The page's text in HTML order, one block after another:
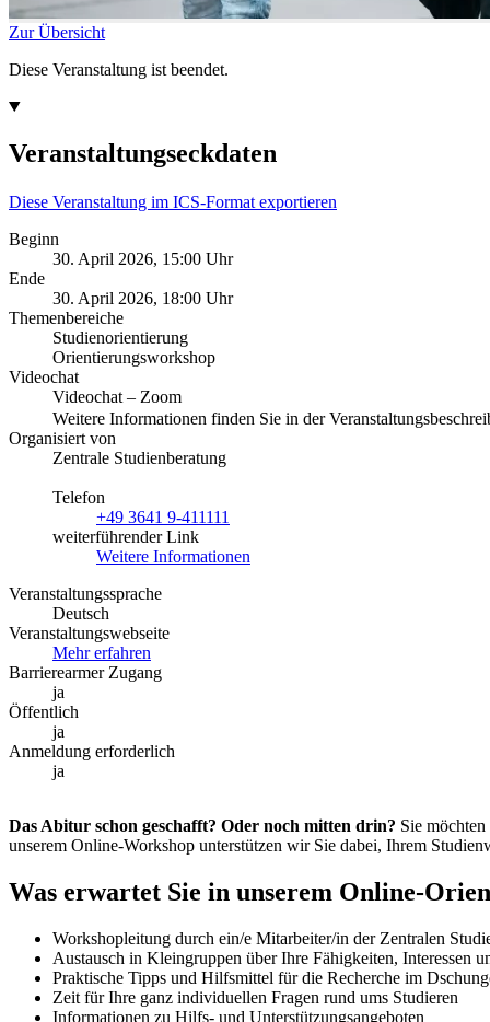
Zur Übersicht
Diese Veranstaltung ist beendet.
Veranstaltungseckdaten
Diese Veranstaltung im ICS-Format exportieren
Beginn
30. April 2026, 15:00 Uhr
Ende
30. April 2026, 18:00 Uhr
Themenbereiche
Studienorientierung
Orientierungsworkshop
Videochat
Videochat – Zoom
Weitere Informationen finden Sie in der
Organisiert von
Zentrale Studienberatung
Telefon
+49 3641 9-411111
weiterführender Link
Weitere Informationen
Veranstaltungssprache
Deutsch
Veranstaltungswebseite
Mehr erfahren
Barrierearmer Zugang
ja
Öffentlich
ja
Anmeldung erforderlich
ja
Das Abitur schon geschafft? Oder noch mitten drin? Sie
unserem Online-Workshop unterstützen wir Sie dabei, Ihrem
Was erwartet Sie in unserem Online-
Workshopleitung durch ein/e Mitarbeiter/in der Zentralen
Austausch in Kleingruppen über Ihre Fähigkeiten, Interessen
Praktische Tipps und Hilfsmittel für die Recherche im
Zeit für Ihre ganz individuellen Fragen rund ums Studieren
Informationen zu Hilfs- und Unterstützungsangeboten